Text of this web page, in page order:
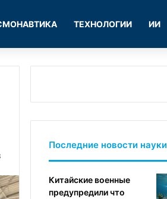
ТЕХНОЛОГИИ ИИ
Последние новости науки
Китайские военные
предупредили что